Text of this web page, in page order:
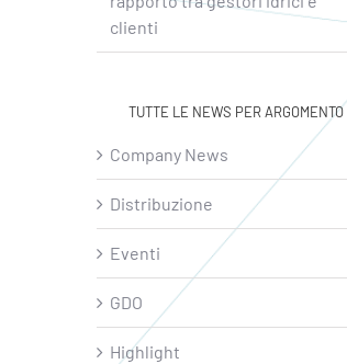
clienti
TUTTE LE NEWS PER ARGOMENTO
Company News
Distribuzione
Eventi
GDO
Highlight